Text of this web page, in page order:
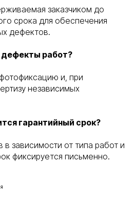
заказчиком до
срока для обеспечения
дефектов.
работ?
и, при
независимых
гарантийный срок?
зависимости от типа работ и
фиксируется письменно.